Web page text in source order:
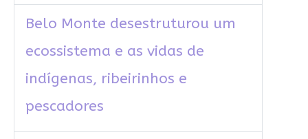
Belo Monte desestruturou um
ecossistema e as vidas de
indígenas, ribeirinhos e
pescadores